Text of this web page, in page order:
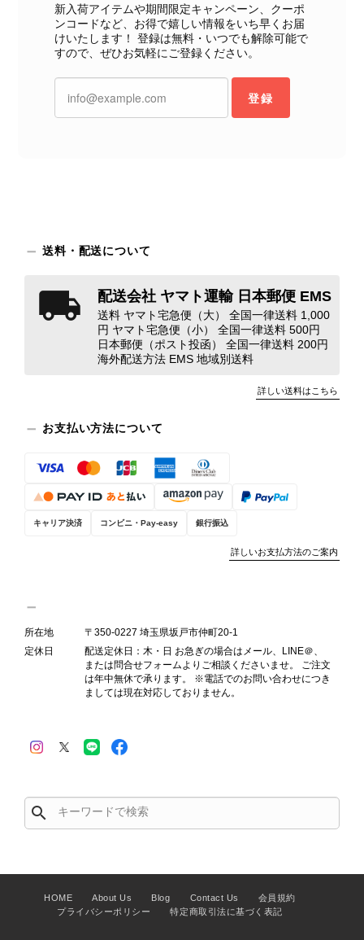
この度は、楽しみにお待ちいただいた
商品で、衛生面へのご不安を含め、残
なった際のお気持ちを思うと、大変心
しないためです。また、確認できた汚
映しております。 ご不快な思いをさ
れた中で、率直なご意見をお寄せいた
だきましたことに感謝申し上げます。
今回のご指摘を重く受け止め、まずは
商品の状態を丁寧に確認させていただ
態が確認された場合には、当店の検品
検品方法と状態の伝え方を改めて見直
す。 オンラインでも安心して商品を
お選びいただけるよう、より正確な状
態確認とご案内に努めてまいります。
商品が直ぐに届きました。思った以上に素敵なお品でした。また
ご縁が有りましたら宜しくお願い致します。
た以上に素敵なお品でした」とのお言
商品やご不明な点などございました
ら、いつでもお気軽にご相談くださ
新入荷アイテムや期間限定キャンペーン、クーポ
ンコードなど、お得で嬉しい情報をいち早くお届
けいたします！ 登録は無料・いつでも解除可能で
すので、ぜひお気軽にご登録ください。
登録
送料・配送について
配送会社 ヤマト運輸 日本郵便 EMS
送料 ヤマト宅急便（大） 全国一律送料 1,000
円 ヤマト宅急便（小） 全国一律送料 500円
日本郵便（ポスト投函） 全国一律送料 200円
海外配送方法 EMS 地域別送料
詳しい送料はこちら
お支払い方法について
キャリア決済 コンビニ・Pay-easy 銀行振込
詳しいお支払方法のご案内
所在地
〒350-0227 埼玉県坂戸市仲町20-1
定休日
配送定休日：木・日 お急ぎの場合はメール、LINE＠、
または問合せフォームよりご相談くださいませ。 ご注文
は年中無休で承ります。 ※電話でのお問い合わせにつき
ましては現在対応しておりません。
search
HOME About Us Blog Contact Us
会員規約
プライバシーポリシー
特定商取引法に基づく表記